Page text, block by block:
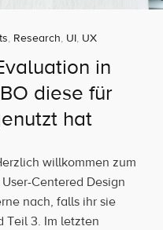
, Research, UI, UX
in
diese für
hat
willkommen zum
Centered Design
nach, falls ihr sie
Teil 3. Im letzten